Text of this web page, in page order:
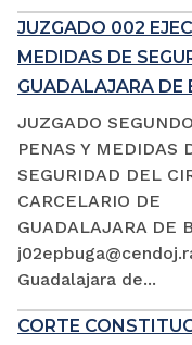
JUZGADO 002
MEDIDAS DE
GUADALAJARA DE
JUZGADO
PENAS Y MEDIDAS
SEGURIDAD DEL
CARCELARIO DE
GUADALAJARA DE
Guadalajara de...
CORTE